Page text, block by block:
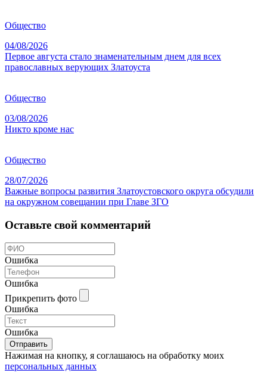
Общество
04/08/2026
Первое августа стало знаменательным днем для всех
православных верующих Златоуста
Общество
03/08/2026
Никто кроме нас
Общество
28/07/2026
Важные вопросы развития Златоустовского округа обсудили
на окружном совещании при Главе ЗГО
Оставьте свой комментарий
Ошибка
Ошибка
Прикрепить фото
Ошибка
Ошибка
Отправить
Нажимая на кнопку, я соглашаюсь на обработку моих
персональных данных